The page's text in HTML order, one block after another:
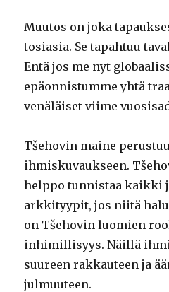
Muutos on joka
tosiasia. Se tapahtuu
Entä jos me nyt
epäonnistumme yhtä
venäläiset viime
Tšehovin maine
ihmiskuvaukseen.
helppo tunnistaa kaikki
arkkityypit, jos niitä
on Tšehovin luomien
inhimillisyys. Näillä
suureen rakkauteen ja
julmuuteen.